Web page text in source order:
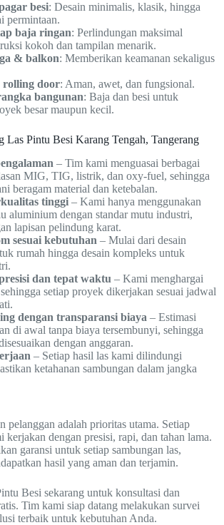
besi: Desain minimalis, klasik, hingga
permintaan.
baja ringan: Perlindungan maksimal
kokoh dan tampilan menarik.
& balkon: Memberikan keamanan sekaligus
rolling door: Aman, awet, dan fungsional.
bangunan: Baja dan besi untuk
besar maupun kecil.
Las Pintu Besi Karang Tengah, Tangerang
– Tim kami menguasai berbagai
MIG, TIG, listrik, dan oxy-fuel, sehingga
beragam material dan ketebalan.
tinggi – Kami hanya menggunakan
aluminium dengan standar mutu industri,
lapisan pelindung karat.
sesuai kebutuhan – Mulai dari desain
rumah hingga desain kompleks untuk
dan tepat waktu – Kami menghargai
setiap proyek dikerjakan sesuai jadwal
dengan transparansi biaya – Estimasi
di awal tanpa biaya tersembunyi, sehingga
dengan anggaran.
– Setiap hasil las kami dilindungi
ketahanan sambungan dalam jangka
pelanggan adalah prioritas utama. Setiap
kerjakan dengan presisi, rapi, dan tahan lama.
garansi untuk setiap sambungan las,
hasil yang aman dan terjamin.
Besi sekarang untuk konsultasi dan
Tim kami siap datang melakukan survei
terbaik untuk kebutuhan Anda.